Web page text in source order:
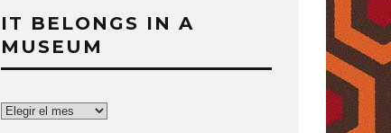
Life
IT BELONGS IN A
MUSEUM
It